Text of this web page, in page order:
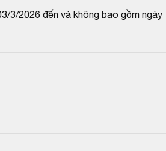
3/2026 đến và không bao gồm ngày